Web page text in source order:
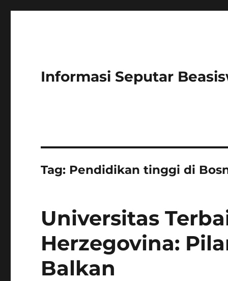
Informasi Seputar
Tag: Pendidikan tinggi di
Universitas
Herzegovina:
Balkan